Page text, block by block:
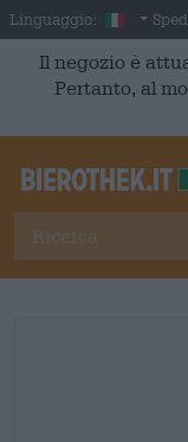
Skip to main content
Linguaggio: Italian
Il negozio è
Pertanto, al